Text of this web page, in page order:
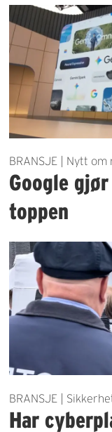
BRANSJE | Nytt om
Google
toppen
BRANSJE |
Har